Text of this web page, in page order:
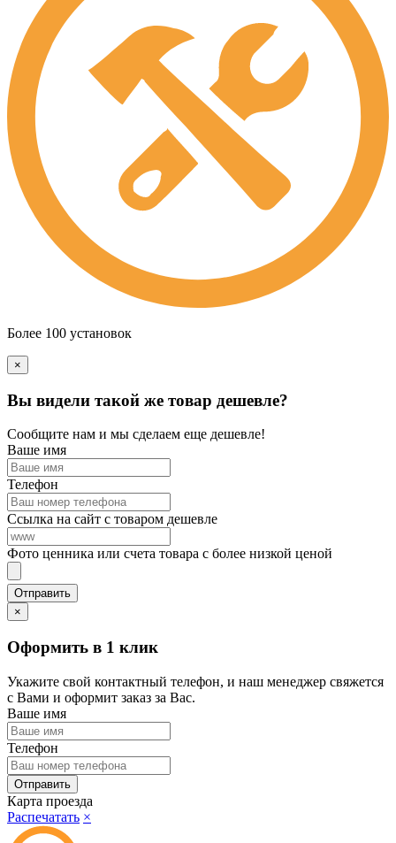
Более 100 установок
×
Вы видели такой же товар дешевле?
Сообщите нам и мы сделаем еще дешевле!
Ваше имя
Телефон
Ссылка на сайт с товаром дешевле
Фото ценника или счета товара с более низкой ценой
×
Оформить в 1 клик
Укажите свой контактный телефон, и наш менеджер свяжется
с Вами и оформит заказ за Вас.
Ваше имя
Телефон
Карта проезда
Распечатать ×